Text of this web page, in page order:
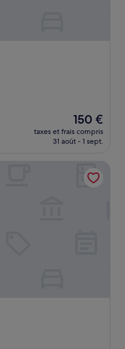
Le
nouveau
prix
de
150 €
150 €
taxes et frais compris
31 août - 1 sept.